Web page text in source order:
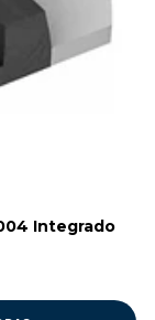
Integrado